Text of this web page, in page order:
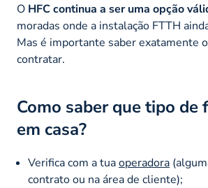
O HFC continua a ser uma opção
moradas onde a instalação FTTH
Mas é importante saber exatamente
contratar.
Como saber que tipo de
em casa?
Verifica com a tuaoperadora
contrato ou na área de cliente);